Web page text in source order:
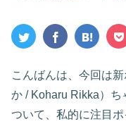
こんばんは、今回は
か / Koharu Rikka）ち
ついて、私的に注目ポ